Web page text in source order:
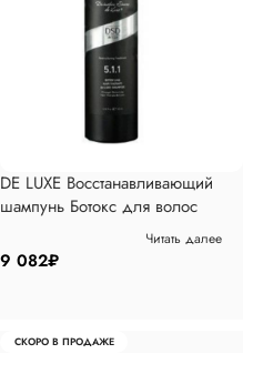
DE LUXE Восстанавливающий
шампунь Ботокс для волос
9 082₽
Читать далее
СКОРО В ПРОДАЖЕ